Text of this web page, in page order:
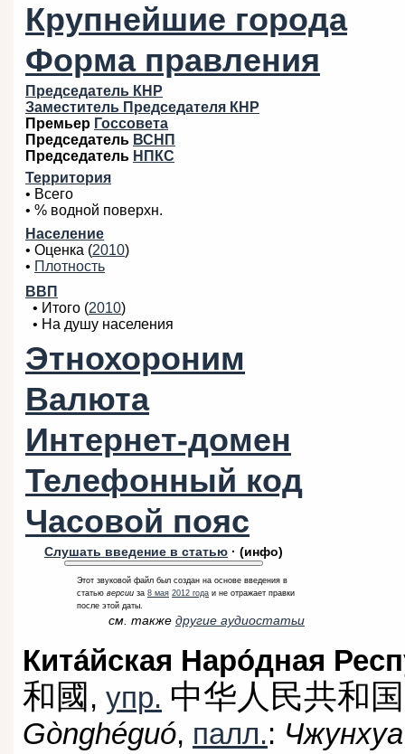
Крупнейшие города
Форма правления
Председатель КНР
Заместитель Председателя КНР
Премьер Госсовета
Председатель ВСНП
Председатель НПКС
Территория
• Всего
• % водной поверхн.
Население
• Оценка (2010)
• Плотность
ВВП
• Итого (2010)
• На душу населения
Этнохороним
Валюта
Интернет-домен
Телефонный код
Часовой пояс
Слушать введение в статью · (инфо)
Этот звуковой файл был создан на основе введения в
статью версии за 8 мая 2012 года и не отражает правки
после этой даты.
cм. также другие аудиостатьи
Кита́йская Наро́дная
和國 , упр. 中华人民共和国
Gònghéguó, палл.: